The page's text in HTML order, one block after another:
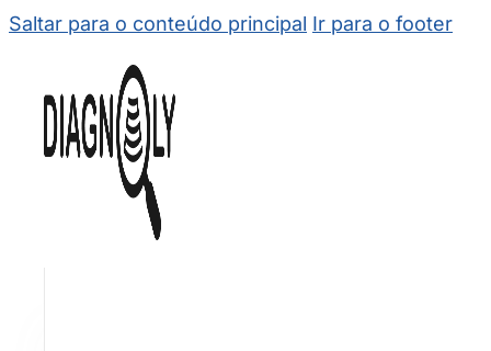
Saltar para o conteúdo principal Ir para o footer